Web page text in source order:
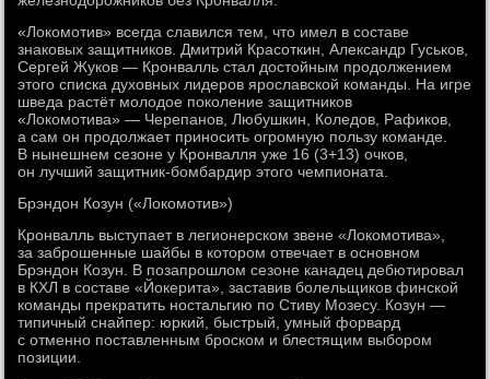
«Локомотив» всегда славился тем, что имел в составе
знаковых защитников. Дмитрий Красоткин, Александр Гуськов,
Сергей Жуков — Кронвалль стал достойным продолжением
этого списка духовных лидеров ярославской команды. На игре
шведа растёт молодое поколение защитников
«Локомотива» — Черепанов, Любушкин, Коледов, Рафиков,
а сам он продолжает приносить огромную пользу команде.
В нынешнем сезоне у Кронвалля уже 16 (3+13) очков,
он лучший защитник-бомбардир этого чемпионата.
Брэндон Козун («Локомотив»)
Кронвалль выступает в легионерском звене «Локомотива»,
за заброшенные шайбы в котором отвечает в основном
Брэндон Козун. В позапрошлом сезоне канадец дебютировал
в КХЛ в составе «Йокерита», заставив болельщиков финской
команды прекратить ностальгию по Стиву Мозесу. Козун —
типичный снайпер: юркий, быстрый, умный форвард
с отменно поставленным броском и блестящим выбором
позиции.